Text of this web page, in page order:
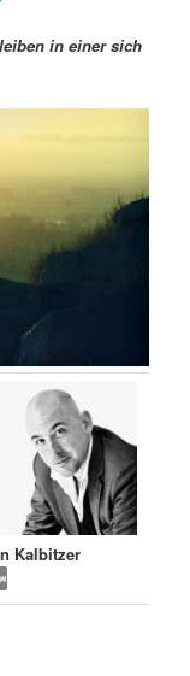
in einer sich
Kalbitzer